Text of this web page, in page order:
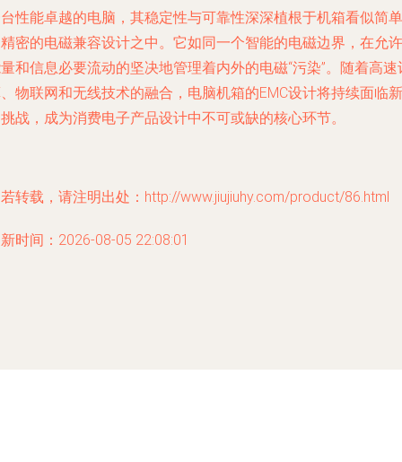
性能卓越的电脑，其稳定性与可靠性深深植根于机箱看似简单
密的电磁兼容设计之中。它如同一个智能的电磁边界，在允许
和信息必要流动的坚决地管理着内外的电磁“污染”。随着高速
物联网和无线技术的融合，电脑机箱的EMC设计将持续面临新
战，成为消费电子产品设计中不可或缺的核心环节。
转载，请注明出处：http://www.jiujiuhy.com/product/86.html
时间：2026-08-05 22:08:01